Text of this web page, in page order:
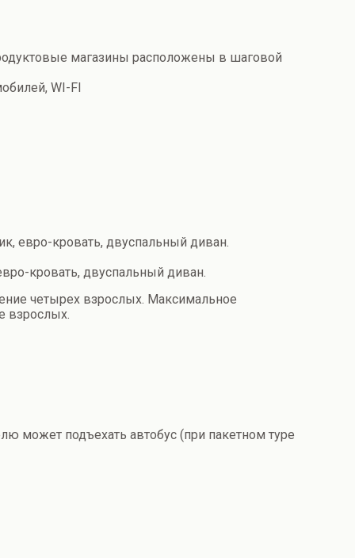
магазины расположены в шаговой
WI-FI
евро-кровать, двуспальный диван.
кровать, двуспальный диван.
четырех взрослых. Максимальное
взрослых.
может подъехать автобус (при пакетном туре